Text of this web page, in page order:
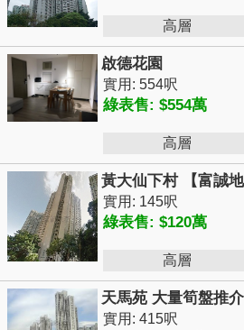
高層
啟德花園
實用: 554呎
綠表售: $554萬
高層
黃大仙下村 【富誠地
實用: 145呎
綠表售: $120萬
高層
天馬苑 大量筍盤推介
實用: 415呎